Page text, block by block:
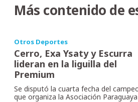
Más contenido de
Otros Deportes
Cerro, Exa Ysaty y Escurra
lideran en la liguilla del
Premium
Se disputó la cuarta fecha del
que organiza la Asociación